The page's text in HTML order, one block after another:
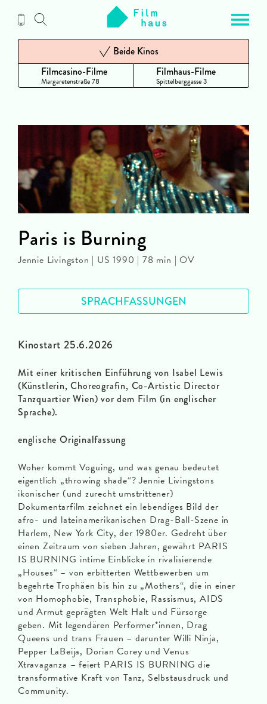
Inhalt
Filmcasino-Filme
Margaretenstraße 78
Beide Kinos
Filmhaus-Filme
Spittelberggasse 3
Kinostart 25.6.2026
Mit einer kritischen Einführung von Isabel Lewis
(Künstlerin, Choreografin, Co-Artistic Director
Tanzquartier Wien) vor dem Film (in englischer
Sprache).
englische Originalfassung
Woher kommt Voguing, und was genau bedeutet
eigentlich „throwing shade“? Jennie Livingstons
ikonischer (und zurecht umstrittener)
Dokumentarfilm zeichnet ein lebendiges Bild der
afro- und lateinamerikanischen Drag-Ball-Szene in
Harlem, New York City, der 1980er. Gedreht über
einen Zeitraum von sieben Jahren, gewährt PARIS
IS BURNING intime Einblicke in rivalisierende
„Houses“ – von erbitterten Wettbewerben um
begehrte Trophäen bis hin zu „Mothers“, die in einer
von Homophobie, Transphobie, Rassismus, AIDS
und Armut geprägten Welt Halt und Fürsorge
geben. Mit legendären Performer*innen, Drag
Queens und trans Frauen – darunter Willi Ninja,
Pepper LaBeija, Dorian Corey und Venus
Xtravaganza – feiert PARIS IS BURNING die
transformative Kraft von Tanz, Selbstausdruck und
Community.
Paris is Burning
Jennie Livingston | US 1990 | 78 min | OV
SPRACHFASSUNGEN